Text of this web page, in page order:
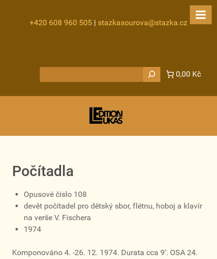
+420 608 960 505 | stazkasourova@stazka.cz
0,00 Kč
Počítadla
Opusové číslo 108
devět počítadel pro dětský sbor, flétnu, hoboj a klavír
na verše V. Fischera
1974
Komponováno 4. -26. 12. 1974. Durata cca 9‘. OSA 24.